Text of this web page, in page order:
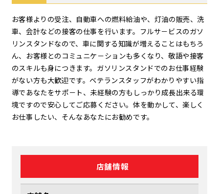
お客様よりの受注、自動車への燃料給油や、灯油の販売、洗
車、会計などの接客の仕事を行います。フルサ－ビスのガソ
リンスタンドなので、車に関する知識が増えることはもちろ
ん、お客様とのコミュニケ－ションも多くなり、敬語や接客
のスキルも身につきます。ガソリンスタンドでのお仕事経験
がない方も大歓迎です。ベテランスタッフがわかりやすい指
導であなたをサポ－ト、未経験の方もしっかり成長出来る環
境ですので安心してご応募ください。体を動かして、楽しく
お仕事したい、そんなあなたにお勧めです。
店舗情報